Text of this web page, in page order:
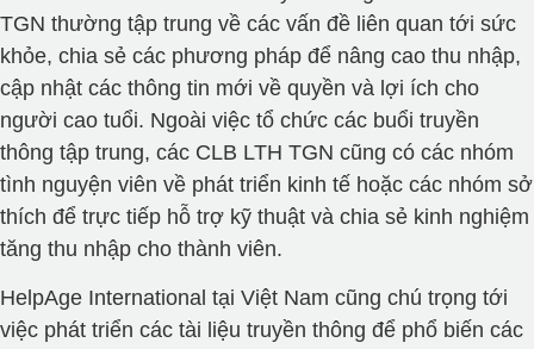
TGN thường tập trung về các vấn đề liên quan tới sức
khỏe, chia sẻ các phương pháp để nâng cao thu nhập,
cập nhật các thông tin mới về quyền và lợi ích cho
người cao tuổi. Ngoài việc tổ chức các buổi truyền
thông tập trung, các CLB LTH TGN cũng có các nhóm
tình nguyện viên về phát triển kinh tế hoặc các nhóm sở
thích để trực tiếp hỗ trợ kỹ thuật và chia sẻ kinh nghiệm
tăng thu nhập cho thành viên.
HelpAge International tại Việt Nam cũng chú trọng tới
việc phát triển các tài liệu truyền thông để phổ biến các